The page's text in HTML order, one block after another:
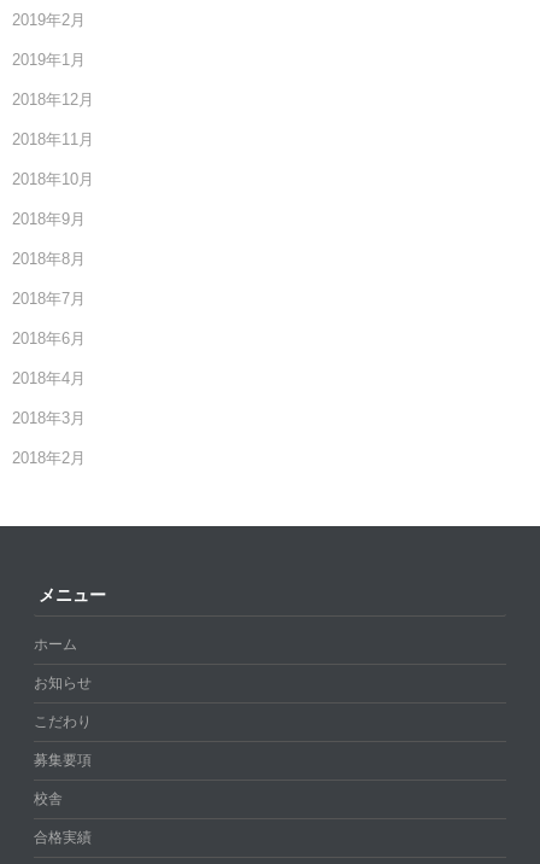
2019年2月
2019年1月
2018年12月
2018年11月
2018年10月
2018年9月
2018年8月
2018年7月
2018年6月
2018年4月
2018年3月
2018年2月
メニュー
ホーム
お知らせ
こだわり
募集要項
校舎
合格実績